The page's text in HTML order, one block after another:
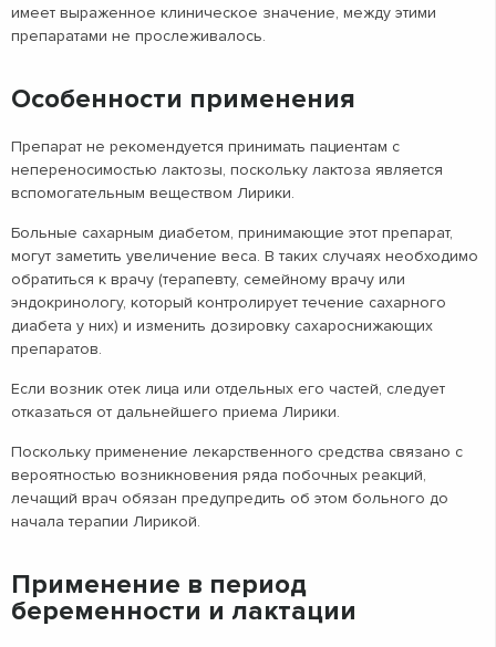
имеет выраженное клиническое значение, между этими
препаратами не прослеживалось.
Особенности применения
Препарат не рекомендуется принимать пациентам с
непереносимостью лактозы, поскольку лактоза является
вспомогательным веществом Лирики.
Больные сахарным диабетом, принимающие этот препарат,
могут заметить увеличение веса. В таких случаях необходимо
обратиться к врачу (терапевту, семейному врачу или
эндокринологу, который контролирует течение сахарного
диабета у них) и изменить дозировку сахароснижающих
препаратов.
Если возник отек лица или отдельных его частей, следует
отказаться от дальнейшего приема Лирики.
Поскольку применение лекарственного средства связано с
вероятностью возникновения ряда побочных реакций,
лечащий врач обязан предупредить об этом больного до
начала терапии Лирикой.
Применение в период
беременности и лактации